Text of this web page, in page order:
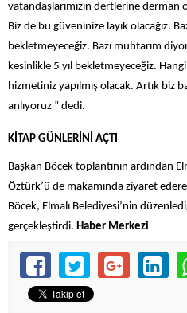
vatandaşlarımızın dertlerine derman
Biz de bu güveninize layık olacağız.
bekletmeyeceğiz. Bazı muhtarım
kesinlikle 5 yıl bekletmeyeceğiz.
hizmetiniz yapılmış olacak. Artık biz
anlıyoruz ” dedi.
KİTAP GÜNLERİNİ AÇTI
Başkan Böcek toplantının ardından
Öztürk’ü de makamında ziyaret
Böcek, Elmalı Belediyesi’nin
gerçekleştirdi. Haber Merkezi